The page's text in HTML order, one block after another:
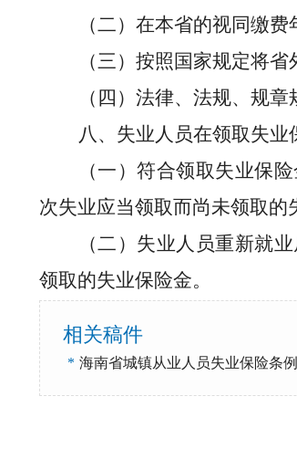
（二）在本省的视同缴费
（三）按照国家规定将
（四）法律、法规、规章
八、 失业人员在领取失业
（一）符合领取失业保
次失业应当领取而尚未领取的
（二）失业人员重新就
领取的失业保险金。
相关稿件
* 海南省城镇从业人员失业保险条